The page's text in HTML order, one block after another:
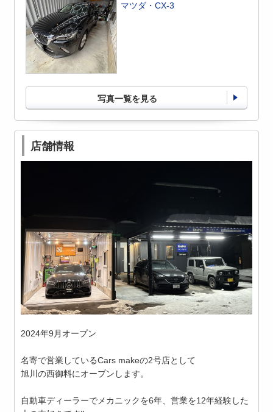
マツダ・CX-3
写真一覧を見る
店舗情報
2024年9月オープン
名寄で営業しているCars makeの2号店として
旭川の西御料にオープンします。
自動車ディーラーでメカニックを6年、営業を12年経験した